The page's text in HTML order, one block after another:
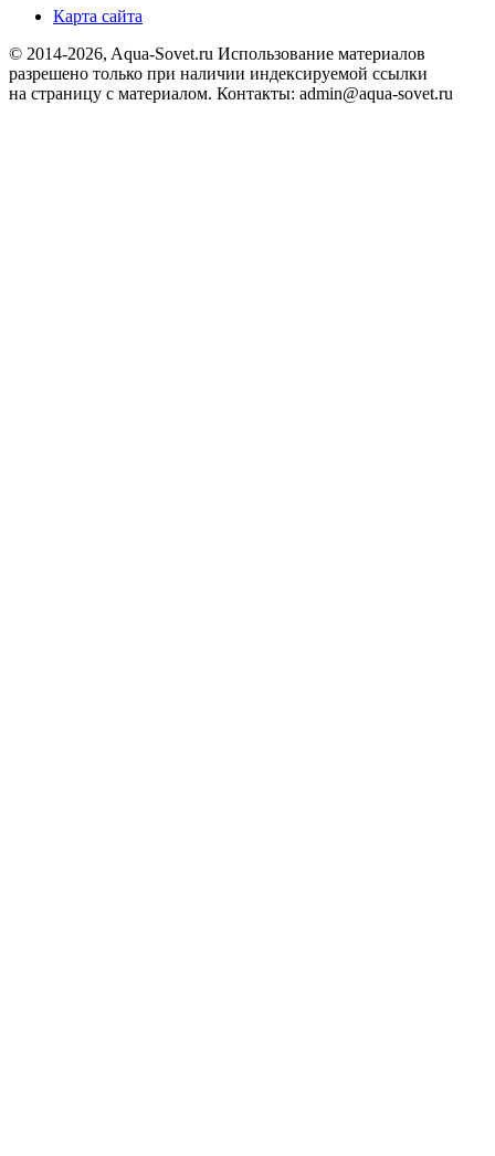
Карта сайта
© 2014-2026, Aqua-Sovet.ru Использование материалов
разрешено только при наличии индексируемой ссылки
на страницу с материалом. Контакты: admin@aqua-sovet.ru